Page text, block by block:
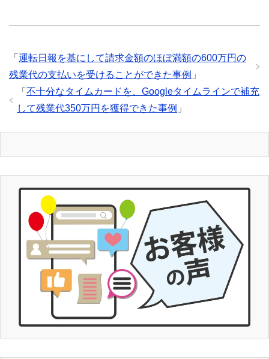
「 運転日報を基にして請求金額のほぼ満額の600万円の
残業代の支払いを受けることができた事例 」
「 不十分なタイムカードを、Googleタイムラインで補充
して残業代350万円を獲得できた事例 」